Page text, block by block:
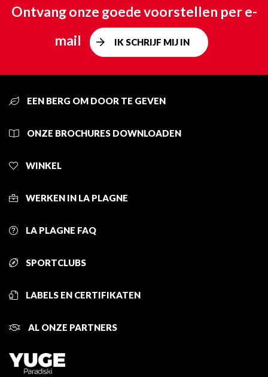
Ontvang onze goede voorstellen per e-
mail
IK SCHRIJF MIJ IN
EEN BERG OM DOOR TE GEVEN
ONZE BROCHURES DOWNLOADEN
WINKEL
WERKEN IN LA PLAGNE
LA PLAGNE FAQ
SPORTCLUBS
LABELS EN CERTIFIKATEN
AL ONZE PARTNERS